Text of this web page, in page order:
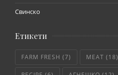
Свинско
Етикети
FARM FRESH (7) MEAT (18)